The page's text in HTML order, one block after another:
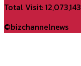
Total Visit: 12,073,143
©bizchannelnews